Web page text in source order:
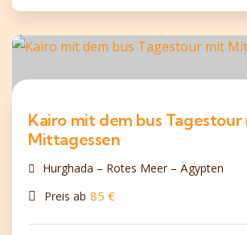
Kairo mit dem bus
Mittagessen
Hurghada – Rotes Meer – Ägypten
Preis ab 85 €